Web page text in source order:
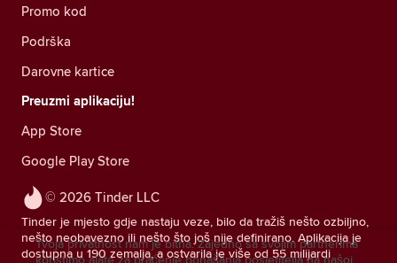
© 2026 Tinder LLC
Tinder je mjesto gdje nastaju veze, bilo da tražiš nešto ozbiljno,
nešto neobavezno ili nešto što još nije definirano. Aplikacija je
dostupna u 190 zemalja, a ostvarila je više od 55 milijardi
Promo kod
Podrška
Darovne kartice
Preuzmi aplikaciju!
App Store
Google Play Store
Tvoja privatnost nam je bitna. Zajedno sa svojim partnerima
koristimo alate za praćenje ponašanja posjetitelja na našoj